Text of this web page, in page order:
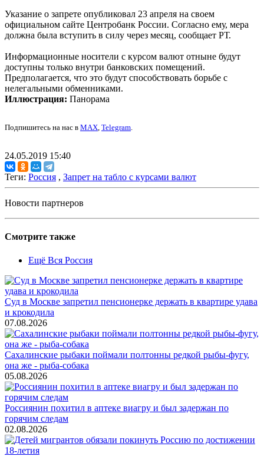
Указание о запрете опубликовал 23 апреля на своем
официальном сайте Центробанк России. Согласно ему, мера
должна была вступить в силу через месяц, сообщает РТ.
Информационные носители с курсом валют отныне будут
доступны только внутри банковских помещений.
Предполагается, что это будут способствовать борьбе с
нелегальными обменниками.
Иллюстрация: Панорама
Подпишитесь на нас в MAX, Telegram.
24.05.2019 15:40
Теги: Россия , Запрет на табло с курсами валют
Новости партнеров
Смотрите также
Ещё Вся Россия
Суд в Москве запретил пенсионерке держать в квартире удава
и крокодила
07.08.2026
Сахалинские рыбаки поймали полтонны редкой рыбы-фугу,
она же - рыба-собака
05.08.2026
Россиянин похитил в аптеке виагру и был задержан по
горячим следам
02.08.2026